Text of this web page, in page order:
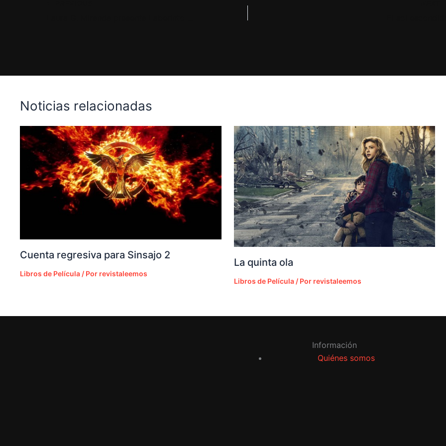
Noticias relacionadas
Cuenta regresiva para Sinsajo 2
Libros de Película / Por revistaleemos
La quinta ola
Libros de Película/ Por revistaleemos
Información
Quiénes somos